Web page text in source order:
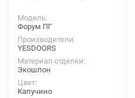
Модель
Форум ПГ
Производители
YESDOORS
Материал отделки
Экошпон
Цвет
Капучино